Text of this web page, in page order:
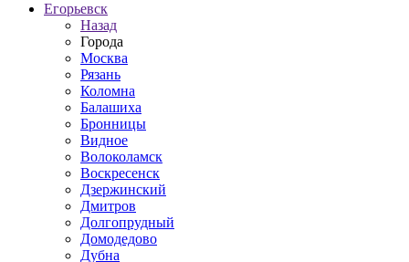
Егорьевск
Назад
Города
Москва
Рязань
Коломна
Балашиха
Бронницы
Видное
Волоколамск
Воскресенск
Дзержинский
Дмитров
Долгопрудный
Домодедово
Дубна